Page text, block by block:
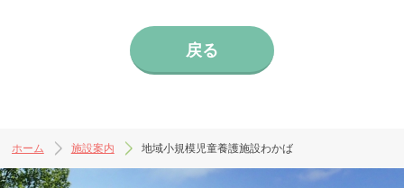
戻る
ホーム 施設案内 地域小規模児童養護施設わかば